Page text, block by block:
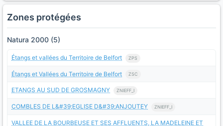
Zones protégées
Natura 2000 (5)
Étangs et vallées du Territoire de Belfort ZPS
Étangs et Vallées du Territoire de Belfort ZSC
ETANGS AU SUD DE GROSMAGNY ZNIEFF_I
COMBLES DE L&#39;EGLISE D&#39;ANJOUTEY ZNIEFF_I
VALLEE DE LA BOURBEUSE ET SES AFFLUENTS, LA MADELEINE ET